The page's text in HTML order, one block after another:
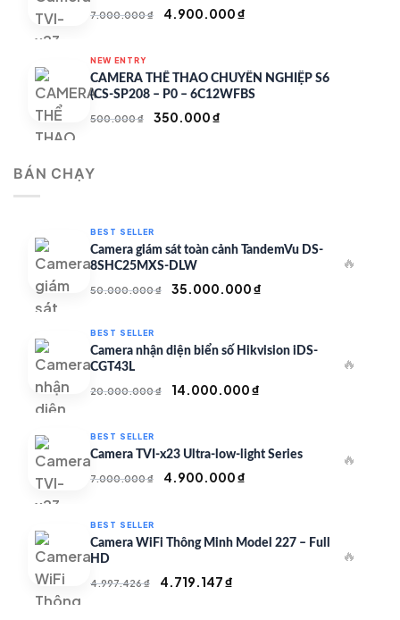
7.000.000₫
Giá
7.000.000 ₫.
4.900.000₫
là:
4.900.000 ₫.
NEW ENTRY
CAMERA THỂ THAO CHUYÊN NGHIỆP S6
(CS-SP208 – P0 – 6C12WFBS
500.000₫
Giá
350.000₫
BÁN CHẠY
BEST SELLER
Camera giám sát toàn cảnh TandemVu DS-
8SHC25MXS-DLW
50.000.000₫
Giá
50.000.000 ₫.
35.000.000₫
là:
35.000.000 ₫.
🔥
BEST SELLER
Camera nhận diện biển số Hikvision iDS-
CGT43L
20.000.000₫
Giá
20.000.000 ₫.
14.000.000₫
là:
14.000.000 ₫.
🔥
BEST SELLER
Camera TVI-x23 Ultra-low-light Series
7.000.000₫
Giá
7.000.000 ₫.
4.900.000₫
là:
🔥
BEST SELLER
Camera WiFi Thông Minh Model 227 – Full
HD
4.997.426₫
Giá
4.719.147₫
🔥